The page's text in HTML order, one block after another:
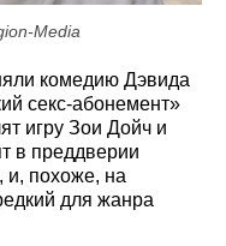
Media
комедию Дэвида
секс-абонемент»
игру Зои Дойч и
в преддверии
и, похоже, на
для жанра